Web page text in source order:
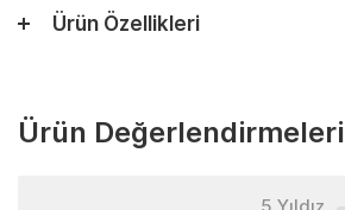
Ürün Özellikleri
Ürün Değerlendirmeleri